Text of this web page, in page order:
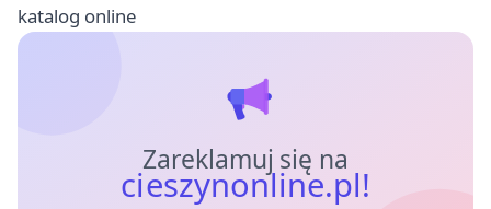
katalog online
Zareklamuj się na
cieszynonline.pl!